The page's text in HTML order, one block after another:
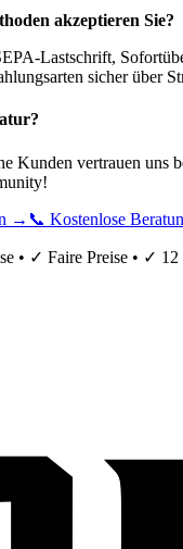
akzeptieren Sie?
Lastschrift,
sicher über
Kunden vertrauen uns
→ 📞 Kostenlose
• ✓ Faire Preise • ✓ 12